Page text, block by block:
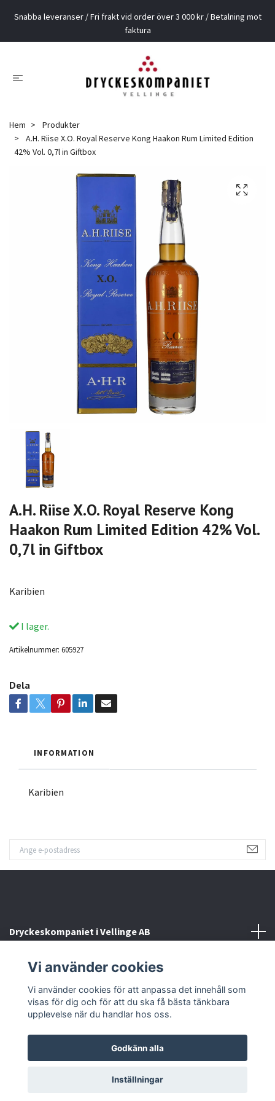
Snabba leveranser / Fri frakt vid order över 3 000 kr / Betalning mot
faktura
Hem
Produkter
A.H. Riise X.O. Royal Reserve Kong Haakon Rum Limited Edition
42% Vol. 0,7l in Giftbox
A.H. Riise X.O. Royal Reserve Kong
Haakon Rum Limited Edition 42% Vol.
0,7l in Giftbox
Karibien
I lager.
Artikelnummer: 605927
Dela
INFORMATION
Karibien
Dryckeskompaniet i Vellinge AB
Kontakta oss
Sociala medier
© 2026 Dryckeskompaniet i Vellinge
Vi använder cookies
Vi använder cookies för att anpassa det innehåll som
visas för dig och för att du ska få bästa tänkbara
upplevelse när du handlar hos oss.
Godkänn alla
Inställningar